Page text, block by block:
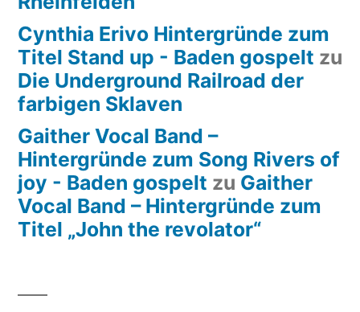
Cynthia Erivo Hintergründe zum
Titel Stand up - Baden gospelt zu
Die Underground Railroad der
farbigen Sklaven
Gaither Vocal Band –
Hintergründe zum Song Rivers of
joy - Baden gospelt zu Gaither
Vocal Band – Hintergründe zum
Titel „John the revolator“